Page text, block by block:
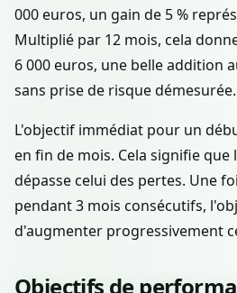
000 euros, un gain de 5 %
Multiplié par 12 mois, cela
6 000 euros, une belle addition
sans prise de risque démesurée.
L'objectif immédiat pour un
en fin de mois. Cela signifie
dépasse celui des pertes. Une
pendant 3 mois consécutifs,
d'augmenter progressivement
Objectifs de